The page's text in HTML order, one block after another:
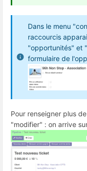
Dans le menu
raccourcis
"opportunités" et
formulaire de
Pour renseigner plus
"modifier" : on arrive